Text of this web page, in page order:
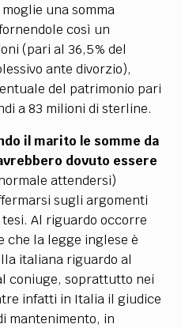
una somma
così un
(pari al 36,5% del
ante divorzio),
del patrimonio pari
a 83 milioni di sterline.
il marito le somme da
dovuto essere
attendersi)
sugli argomenti
Al riguardo occorre
la legge inglese è
italiana riguardo al
coniuge, soprattutto nei
infatti in Italia il giudice
mantenimento, in